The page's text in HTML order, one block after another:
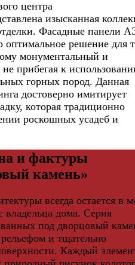
центра
изысканная
Фасадные панели
решение для
монументальный и
прибегая к
горных пород. Данная
достоверно имитирует
которая традиционно
роскошных усадеб и
и фактуры
камень»
всегда остается в
владельца дома. Серия
под дворцовый
и тщательно
Каждый